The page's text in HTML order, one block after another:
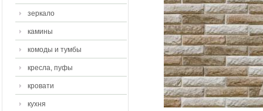
зеркало
камины
комоды и тумбы
кресла, пуфы
кровати
кухня